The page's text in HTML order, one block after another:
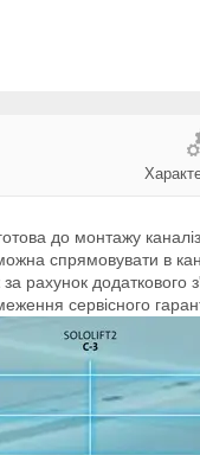
до монтажу
спрямовувати в
за рахунок
сервісного